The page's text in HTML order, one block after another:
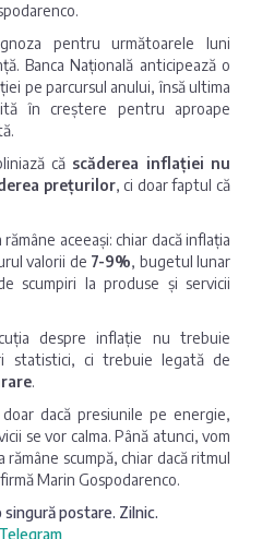
pentru următoarele luni
Banca Națională anticipează o
pe parcursul anului, însă ultima
în creștere pentru aproape
că scăderea inflației nu
prețurilor, ci doar faptul că
aceeași: chiar dacă inflația
valorii de 7-9%, bugetul lunar
scumpiri la produse și servicii
despre inflație nu trebuie
statistici, ci trebuie legată de
.
dacă presiunile pe energie,
se vor calma. Până atunci, vom
rămâne scumpă, chiar dacă ritmul
Marin Gospodarenco.
postare. Zilnic.